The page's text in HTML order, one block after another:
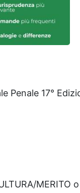
Penale 17°
MERITO